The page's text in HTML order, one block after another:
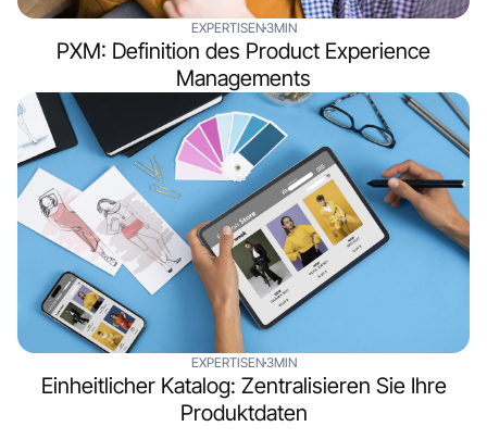
EXPERTISEN3MIN
PXM: Definition des Product Experience
Managements
EXPERTISEN3MIN
Einheitlicher Katalog: Zentralisieren Sie Ihre
Produktdaten